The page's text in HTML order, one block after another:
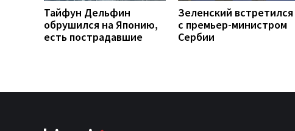
Тайфун Дельфин
обрушился на Японию,
есть пострадавшие
Зеленский встретился
с премьер-министром
Сербии